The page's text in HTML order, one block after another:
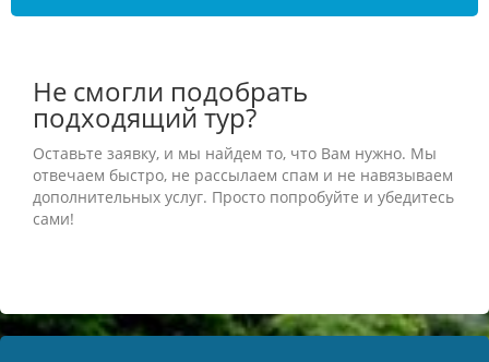
Не смогли подобрать
подходящий тур?
Оставьте заявку, и мы найдем то, что Вам нужно. Мы
отвечаем быстро, не рассылаем спам и не навязываем
дополнительных услуг. Просто попробуйте и убедитесь
сами!